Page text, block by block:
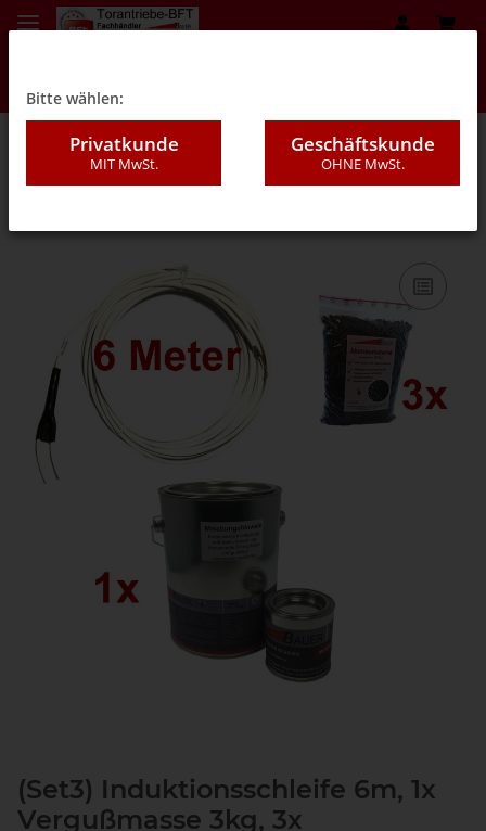
08GB - Kaltverguss (Set`s)
(Set3) Induktionsschleife 6m, 1x
Vergußmasse 3kg, 3x
Bitte wählen:
Privatkunde
MIT MwSt.
Geschäftskunde
OHNE MwSt.